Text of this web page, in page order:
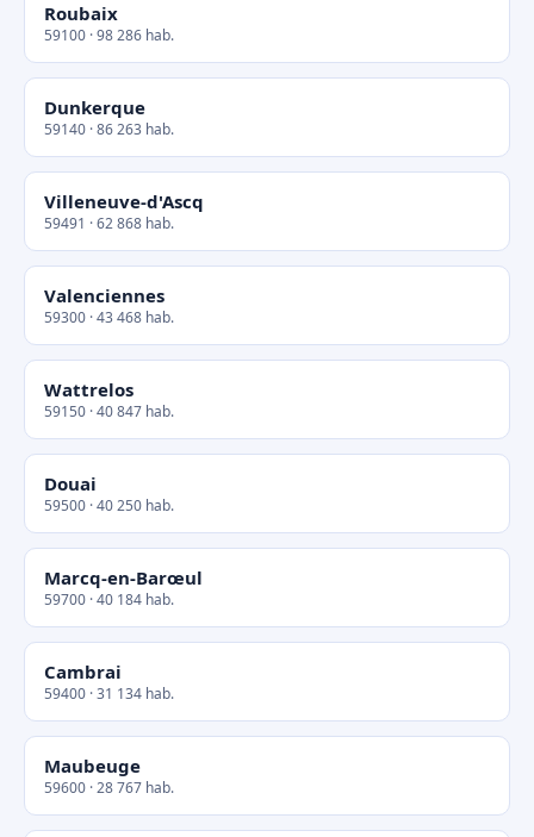
Roubaix
59100 · 98 286 hab.
Dunkerque
59140 · 86 263 hab.
Villeneuve-d'Ascq
59491 · 62 868 hab.
Valenciennes
59300 · 43 468 hab.
Wattrelos
59150 · 40 847 hab.
Douai
59500 · 40 250 hab.
Marcq-en-Barœul
59700 · 40 184 hab.
Cambrai
59400 · 31 134 hab.
Maubeuge
59600 · 28 767 hab.